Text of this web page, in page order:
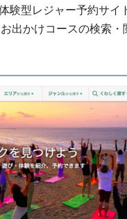
験型レジャー予約サイ
出かけコースの検索